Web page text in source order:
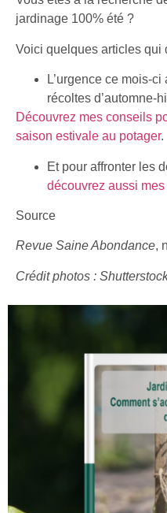
jardinage 100% été ?
Voici quelques articles qui
L’urgence ce mois-
récoltes d’automne-
Découvrez mes conseils
saison estivale au potager.
Et pour affronter les
découvrez aussi
Source
Revue Saine Abondance,
Crédit photos :